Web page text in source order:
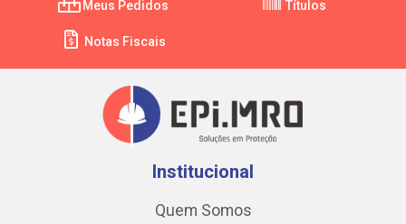
Meus Pedidos Títulos
Notas Fiscais
Institucional
Quem Somos